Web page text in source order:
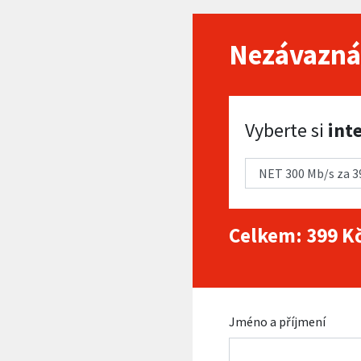
Vyberte si internet
Vyberte si
Celkem: 399
Jméno a příjmení